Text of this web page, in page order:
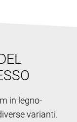
in legno-
varianti.